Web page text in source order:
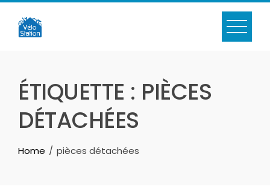
Skip
content
ÉTIQUETTE : PIÈCES
DÉTACHÉES
Home pièces détachées